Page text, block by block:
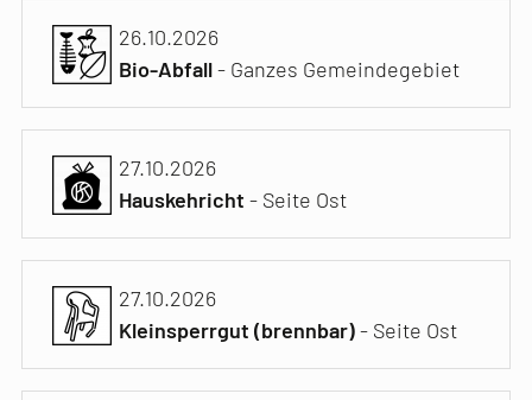
26.10.2026
Bio-Abfall- Ganzes Gemeindegebiet
27.10.2026
Hauskehricht- Seite Ost
27.10.2026
Kleinsperrgut (brennbar)- Seite Ost